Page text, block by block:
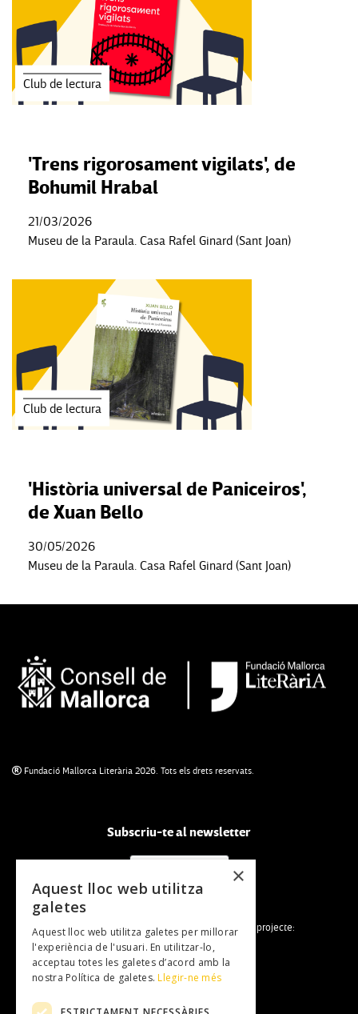
Club de lectura
'Trens rigorosament vigilats', de
Bohumil Hrabal
21/03/2026
Museu de la Paraula. Casa Rafel Ginard (Sant Joan)
Club de lectura
'Història universal de Paniceiros',
de Xuan Bello
30/05/2026
Museu de la Paraula. Casa Rafel Ginard (Sant Joan)
Fundació Mallorca Literària 2026. Tots els drets reservats.
Subscriu-te al newsletter
La Fundació Mallorca Literària forma part del projecte:
×
Aquest lloc web utilitza
galetes
Aquest lloc web utilitza galetes per millorar
l'experiència de l'usuari. En utilitzar-lo,
acceptau totes les galetes d’acord amb la
nostra Política de galetes.Llegir-ne més